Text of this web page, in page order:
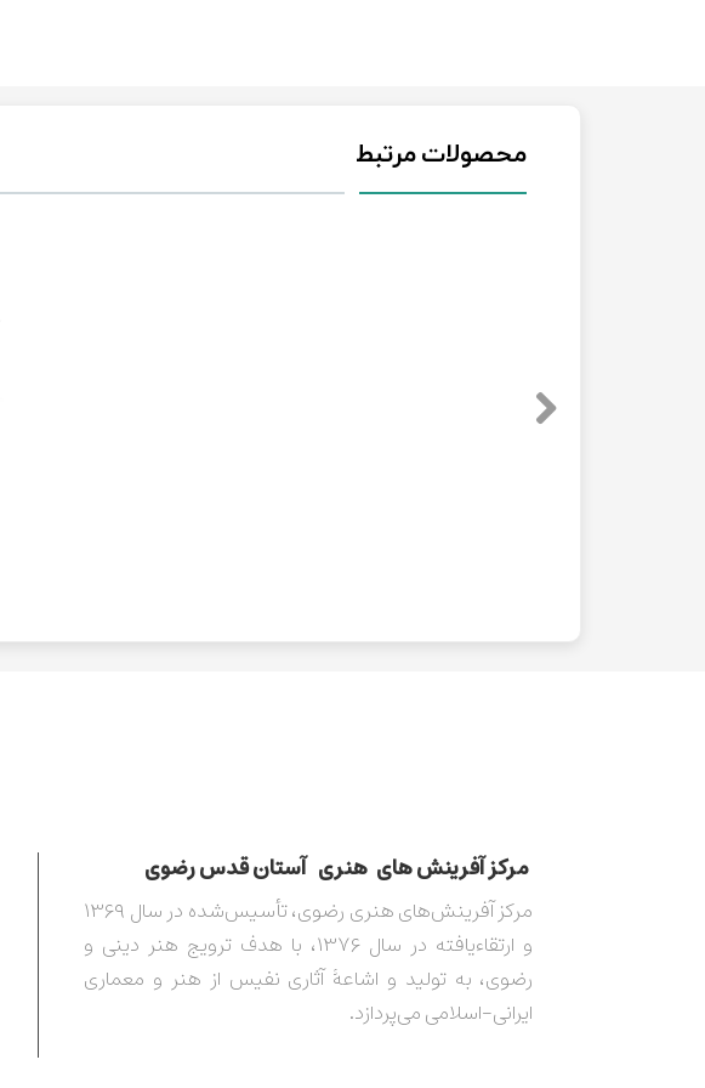
محصولات مرتبط
مركز آفرينش های هنری آستان قدس رضوی​​​​​​​​​​​​​​
مرکز آفرینش‌های هنری رضوی، تأسیس‌شده در سال ۱۳۶۹
و ارتقاءیافته در سال ۱۳۷۶، با هدف ترویج هنر دینی و
رضوی، به تولید و اشاعۀ آثاری نفیس از هنر و معماری
ایرانی-اسلامی می‌پردازد.